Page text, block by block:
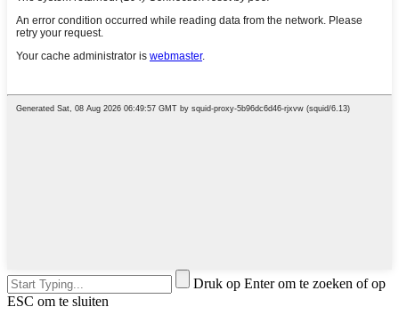
Druk op Enter om te zoeken of op
ESC om te sluiten